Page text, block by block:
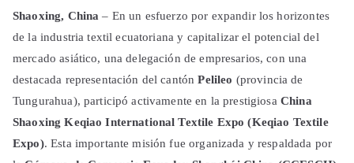
Shaoxing, China – En un esfuerzo por expandir los horizontes
de la industria textil ecuatoriana y capitalizar el potencial del
mercado asiático, una delegación de empresarios, con una
destacada representación del cantónPelileo (provincia de
Tungurahua), participó activamente en la prestigiosa China
Shaoxing Keqiao International Textile Expo (Keqiao Textile
Expo). Esta importante misión fue organizada y respaldada por